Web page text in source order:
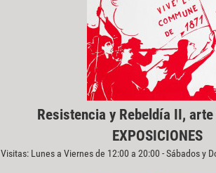
Resistencia y Rebeldía II,
EXPOSICIONES
Visitas: Lunes a Viernes de 12:00 a 20:00 - Sábados y